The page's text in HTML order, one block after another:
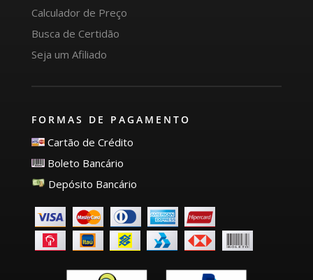
Calculador de Preço
Busca de Certidão
Seja um Afiliado
FORMAS DE PAGAMENTO
Cartão de Crédito
Boleto Bancário
Depósito Bancário